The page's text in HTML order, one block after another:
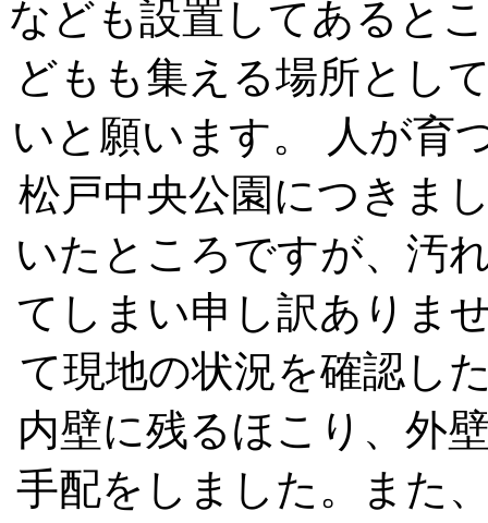
なども設置してあると
どもも集える場所とし
いと願います。 人が育
松戸中央公園につきま
いたところですが、汚
てしまい申し訳ありま
て現地の状況を確認し
内壁に残るほこり、外
手配をしました。また